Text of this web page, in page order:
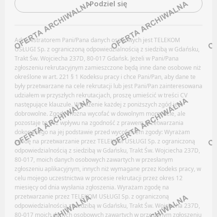
Oferty pracy
Kanały social media
Newsletter
BADANIA / ROZWÓJ (B+R)
Oferty pracy
Kanały social media
Newsletter
BHP / PPOŻ / OCHRONA ŚRODOWISKA
Oferty pracy
Kanały social media
Newsletter
Facebook
Discord
Kanały kategorii
Kanały ogólne
Newsletter
NIERUCHOMOŚCI
Facebook
LinkedIn
Discord
Kanały kategorii
Kanały ogólne
Newsletter
Podziel się
Administratorem Pani/Pana danych osobowych jest TELEKOM
USŁUGI Sp. z ograniczoną odpowiedzialnością z siedzibą w Gdańsku,
Trakt Św. Wojciecha 237D, 80-017 Gdańsk. Jeżeli w Pani/Pana
zgłoszeniu rekrutacyjnym zamieszczone będą inne dane osobowe niż
określone w art. 221 § 1 Kodeksu pracy i chce Pani/Pan, aby dane te
były przetwarzane na cele rekrutacji lub jest Pani/Pan zainteresowana
udziałem w przyszłych rekrutacjach, proszę umieścić w treści CV
następujące klauzule. Wyrażenie każdej z poniższych zgód jest
dobrowolne. Zgodę można wycofać w dowolnym momencie, ale
pozostaje to bez wpływu na zgodność z prawem przetwarzania
dokonanego na jej podstawie przed wycofaniem zgody: Wyrażam
zgodę na przetwarzanie przez TELEKOM USŁUGI Sp. z ograniczoną
odpowiedzialnością z siedzibą w Gdańsku, Trakt Św. Wojciecha 237D,
80-017, moich danych osobowych zawartych w przesłanym
zgłoszeniu aplikacyjnym, innych niż wymagane przez Kodeks pracy, w
celu mojego uczestnictwa w procesie rekrutacji przez okres 12
miesięcy od dnia wysłania zgłoszenia. Wyrażam zgodę na
przetwarzanie przez TELEKOM USŁUGI Sp. z ograniczoną
odpowiedzialnością z siedzibą w Gdańsku, Trakt Św. Wojciecha 237D,
80-017 moich danych osobowych zawartych w przesłanym zgłoszeniu